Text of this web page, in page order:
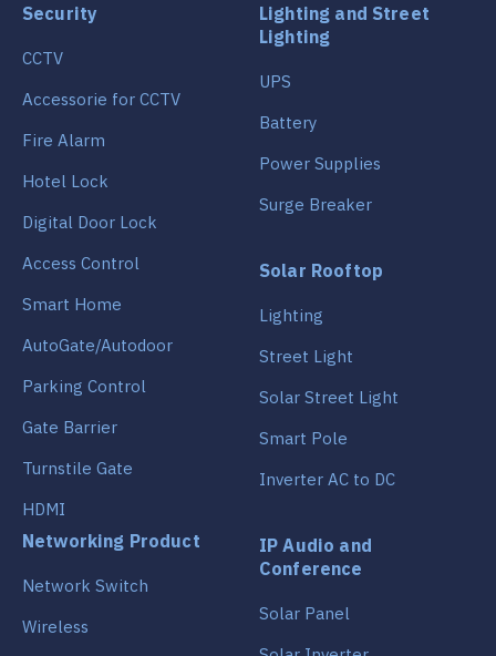
Security
CCTV
Accessorie for CCTV
Fire Alarm
Hotel Lock
Digital Door Lock
Access Control
Smart Home
AutoGate/Autodoor
Parking Control
Gate Barrier
Turnstile Gate
HDMI
Networking Product
Network Switch
Wireless
Lighting and Street
Lighting
UPS
Battery
Power Supplies
Surge Breaker
Solar Rooftop
Lighting
Street Light
Solar Street Light
Smart Pole
Inverter AC to DC
IP Audio and
Conference
Solar Panel